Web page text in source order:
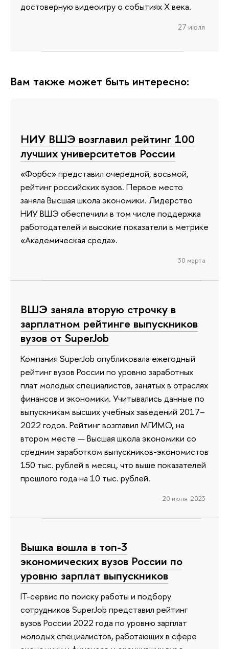
достоверную видеоигру о событиях X века.
27 июля
Вам также может быть интересно:
НИУ ВШЭ возглавил рейтинг 100
лучших университетов России
«Форбс» представил очередной, восьмой,
рейтинг российских вузов. Первое место
заняла Высшая школа экономики. Лидерство
НИУ ВШЭ обеспечили в том числе поддержка
работодателей и высокие показатели в метрике
«Академическая среда».
30 марта
ВШЭ заняла вторую строчку в
зарплатном рейтинге выпускников
вузов от SuperJob
Компания SuperJob опубликовала ежегодный
рейтинг вузов России по уровню заработных
плат молодых специалистов, занятых в отраслях
финансов и экономики. Учитывались данные по
выпускникам высших учебных заведений 2017–
2022 годов. Рейтинг возглавил МГИМО, на
втором месте — Высшая школа экономики со
средним заработком выпускников-экономистов
150 тыс. рублей в месяц, что выше показателей
прошлого года на 10 тыс. рублей.
20 июня 2023
Вышка вошла в топ-3
экономических вузов России по
уровню зарплат выпускников
IT-сервис по поиску работы и подбору
сотрудников SuperJob представил рейтинг
вузов России 2022 года по уровню зарплат
молодых специалистов, работающих в сфере